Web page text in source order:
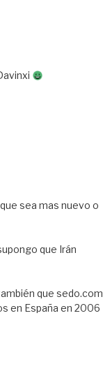
sea mas nuevo o
que Irán
que sedo.com
en España en 2006